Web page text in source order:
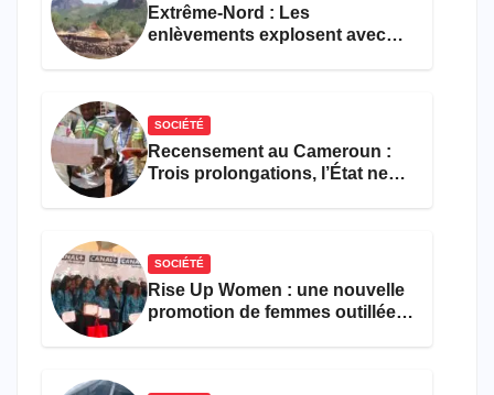
Extrême-Nord : Les
enlèvements explosent avec
SOCIÉTÉ
Recensement au Cameroun :
Trois prolongations, l’État ne
SOCIÉTÉ
Rise Up Women : une nouvelle
promotion de femmes outillées